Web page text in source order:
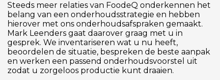
Steeds meer relaties van FoodeQ onderkennen het
belang van een onderhoudsstrategie en hebben
hierover met ons onderhoudsafspraken gemaakt.
Mark Leenders gaat daarover graag met u in
gesprek. We inventariseren wat u nu heeft,
beoordelen de situatie, bespreken de beste aanpak
en werken een passend onderhoudsvoorstel uit
zodat u zorgeloos productie kunt draaien.